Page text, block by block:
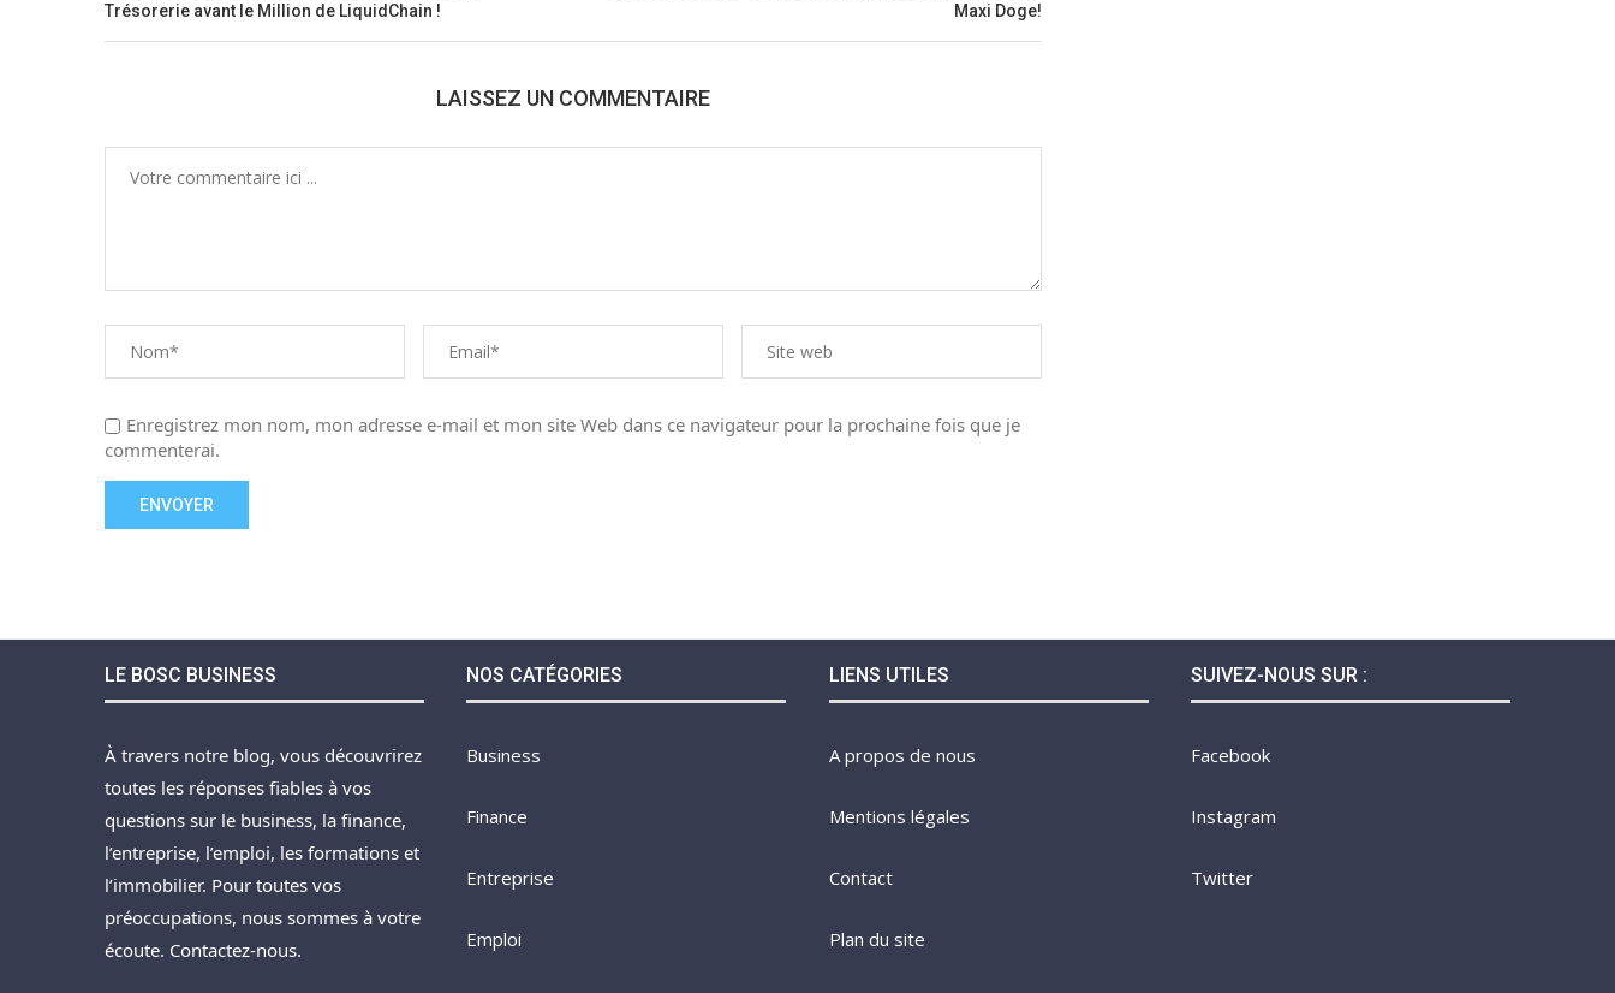
Trésorerie avant le Million de LiquidChain !
Maxi Doge!
LAISSEZ UN COMMENTAIRE
Enregistrez mon nom, mon adresse e-mail et mon site Web dans ce navigateur pour la prochaine fois que je
commenterai.
LE BOSC BUSINESS
À travers notre blog, vous découvrirez
toutes les réponses fiables à vos
questions sur le business, la finance,
l’entreprise, l’emploi, les formations et
l’immobilier. Pour toutes vos
préoccupations, nous sommes à votre
écoute. Contactez-nous.
NOS CATÉGORIES
Business
Finance
Entreprise
Emploi
LIENS UTILES
A propos de nous
Mentions légales
Contact
Plan du site
SUIVEZ-NOUS SUR :
Facebook
Instagram
Twitter